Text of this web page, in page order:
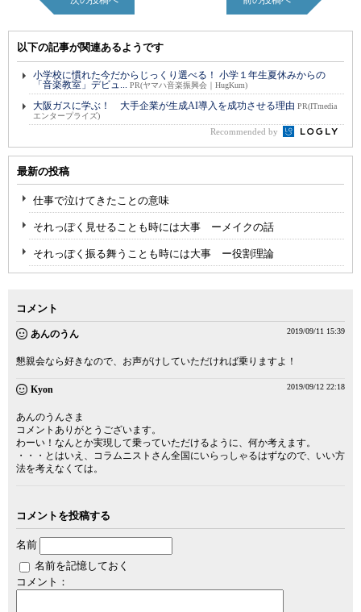
以下の記事が関連あるようです
小学校に慣れた今だからじっくり選べる！ 小学１年生夏休みからの
「音楽教室」デビュ... PR(ヤマハ音楽振興会｜HugKum)
大阪ガスに学ぶ！ 大手企業が生成AI導入を成功させる理由 PR(ITmedia
エンタープライズ)
Recommended by
最新の投稿
仕事で泣けてきたことの意味
それっぽく見せることも時には大事 ーメイクの話
それっぽく振る舞うことも時には大事 ー役割理論
コメント
あんのうん 2019/09/11 15:39
懇親会なら好きなので、お声がけしていただければ乗りますよ！
Kyon 2019/09/12 22:18
あんのうんさま
コメントありがとうございます。
わーい！なんとか実現して乗っていただけるように、何か考えます。
・・・とはいえ、コラムニストさん全国にいらっしゃるはずなので、いい方
法を考えなくては。
コメントを投稿する
名前
名前を記憶しておく
コメント：